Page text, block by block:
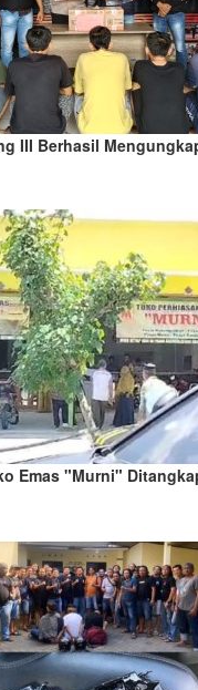
III Berhasil
Emas "Murni"